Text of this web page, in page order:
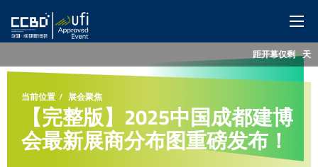
展会概览
展商服务
距开幕仅剩--天
当前位置 展会聚焦
【完整版】2025中国成都建博
会最新展商分布图重磅发布！